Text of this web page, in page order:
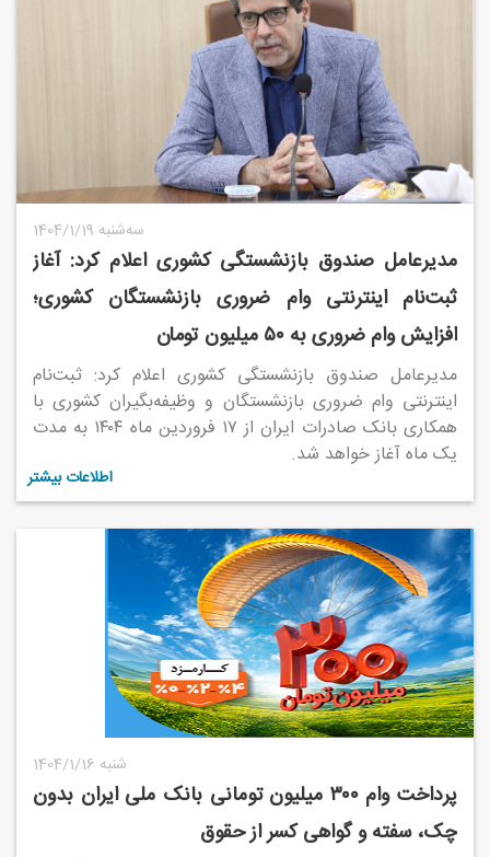
1404/1/19 سه‌شنبه
مدیرعامل صندوق بازنشستگی کشوری اعلام کرد: آغاز
ثبت‌نام اینترنتی وام ضروری بازنشستگان کشوری؛
افزایش وام ضروری به ۵۰ میلیون تومان
مدیرعامل صندوق بازنشستگی کشوری اعلام کرد: ثبت‌نام
اینترنتی وام ضروری بازنشستگان و وظیفه‌بگیران کشوری با
همکاری بانک صادرات ایران از ۱۷ فروردین ماه ۱۴۰۴ به مدت
یک ماه آغاز خواهد شد.
اطلاعات بیشتر
1404/1/16 شنبه
پرداخت وام ۳۰۰ میلیون تومانی بانک ملی ایران بدون
چک، سفته و گواهی کسر از حقوق